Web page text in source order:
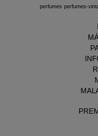
perfumes perfumes-